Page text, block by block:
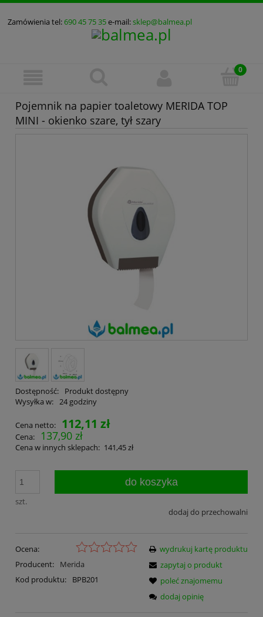
Zamówienia tel:690 45 75 35e-mail:sklep@balmea.pl
Pojemnik na papier toaletowy MERIDA TOP
MINI - okienko szare, tył szary
Dostępność:
Produkt dostępny
Wysyłka w: 24 godziny
Cena netto: 112,11 zł
Cena: 137,90 zł
Cena w innych sklepach: 141,45 zł
szt.
do koszyka
dodaj do przechowalni
Ocena:
Producent:
Merida
Kod produktu:
BPB201
wydrukuj kartę produktu
zapytaj o produkt
poleć znajomemu
dodaj opinię